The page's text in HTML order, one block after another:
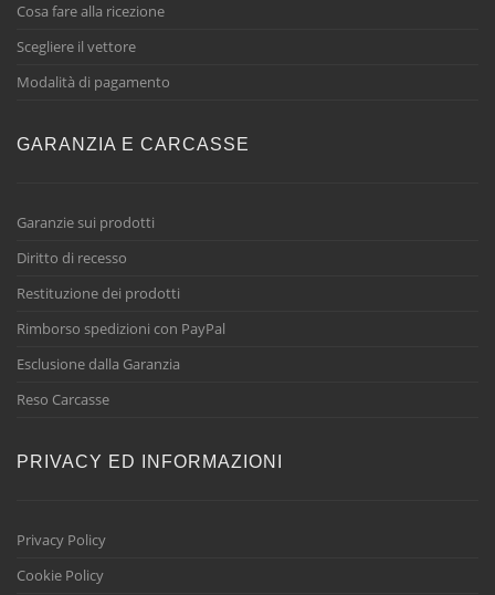
Cosa fare alla ricezione
Scegliere il vettore
Modalità di pagamento
GARANZIA E CARCASSE
Garanzie sui prodotti
Diritto di recesso
Restituzione dei prodotti
Rimborso spedizioni con PayPal
Esclusione dalla Garanzia
Reso Carcasse
PRIVACY ED INFORMAZIONI
Privacy Policy
Cookie Policy